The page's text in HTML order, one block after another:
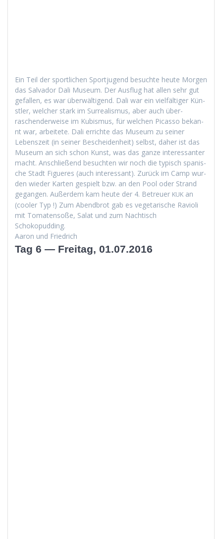
Ein Teil der sportlichen Sportju­gend besuchte heute Mor­gen
das Sal­vador Dali Muse­um. Der Aus­flug hat allen sehr gut
gefall­en, es war über­wälti­gend. Dali war ein vielfältiger Kün­
stler, welch­er stark im Sur­re­al­is­mus, aber auch über­
raschen­der­weise im Kubis­mus, für welchen Picas­so bekan­
nt war, arbeit­ete. Dali errichte das Muse­um zu sein­er
Leben­szeit (in sein­er Beschei­den­heit) selb­st, daher ist das
Muse­um an sich schon Kun­st, was das ganze inter­es­san­ter
macht. Anschließend besucht­en wir noch die typ­isch spanis­
che Stadt Figueres (auch inter­es­sant). Zurück im Camp wur­
den wieder Karten gespielt bzw. an den Pool oder Strand
gegan­gen. Außer­dem kam heute der 4. Betreuer KUK an
(cool­er Typ !) Zum Abend­brot gab es veg­e­tarische Ravi­o­li
mit Tomaten­soße, Salat und zum Nachtisch
Schokopudding.
Aaron und Friedrich
Tag 6 — Freitag, 01.07.2016